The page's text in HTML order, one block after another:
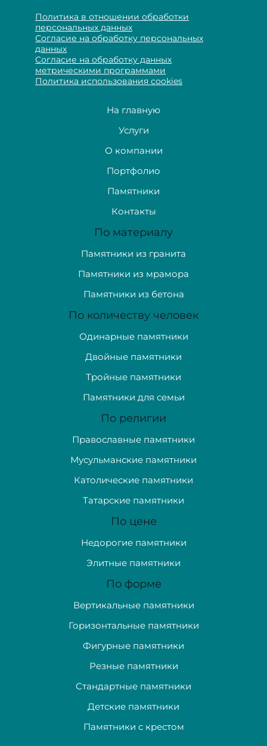
Политика в отношении обработки
персональных данных
Согласие на обработку персональных
данных
Согласие на обработку данных
метрическими программами
Политика использования cookies
На главную
Услуги
О компании
Портфолио
Памятники
Контакты
По материалу
Памятники из гранита
Памятники из мрамора
Памятники из бетона
По количеству человек
Одинарные памятники
Двойные памятники
Тройные памятники
Памятники для семьи
По религии
Православные памятники
Мусульманские памятники
Католические памятники
Татарские памятники
По цене
Недорогие памятники
Элитные памятники
По форме
Вертикальные памятники
Горизонтальные памятники
Фигурные памятники
Резные памятники
Стандартные памятники
Детские памятники
Памятники с крестом